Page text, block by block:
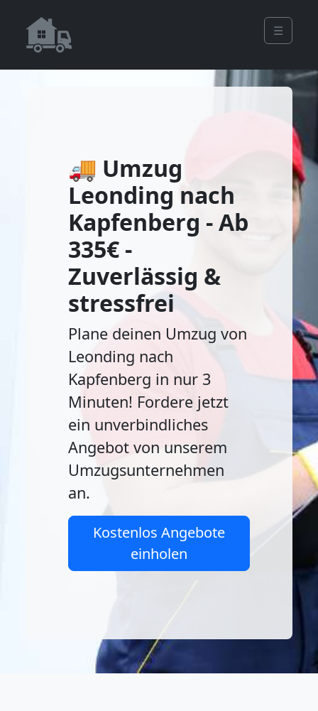
☰
🚚 Umzug
Leonding nach
Kapfenberg - Ab
335€ -
Zuverlässig &
stressfrei
Plane deinen Umzug von
Leonding nach
Kapfenberg in nur 3
Minuten! Fordere jetzt
ein unverbindliches
Angebot von unserem
Umzugsunternehmen
an.
Kostenlos Angebote
einholen